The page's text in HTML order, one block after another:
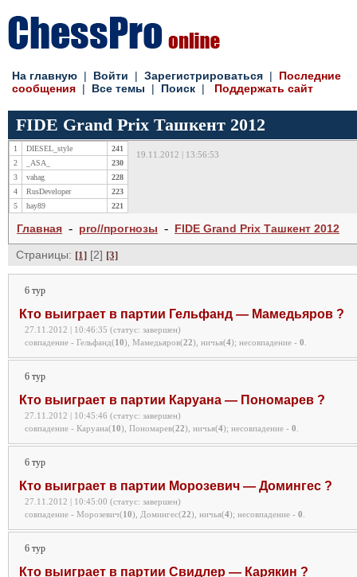
На главную | Войти | Зарегистрироваться | Последние
сообщения | Все темы | Поиск | Поддержать сайт
FIDE Grand Prix Ташкент 2012
1 DIESEL_style
241
2
_ASA_
230
3
vahag
228
4
RusDeveloper
223
5
hay89 221
19.11.2012 | 13:56:53
Главная - pro//прогнозы - FIDE Grand Prix Ташкент 2012
Страницы: [1] [2] [3]
6 тур
Кто выиграет в партии Гельфанд — Мамедьяров ?
27.11.2012 | 10:46:35 (статус: завершен)
совпадение - Гельфанд(10), Мамедьяров(22), ничья(4); несовпадение - 0
6 тур
Кто выиграет в партии Каруана — Пономарев ?
27.11.2012 | 10:45:46 (статус: завершен)
совпадение - Каруана(10), Пономарев(22), ничья(4); несовпадение - 0
6 тур
Кто выиграет в партии Морозевич — Домингес ?
27.11.2012 | 10:45:00 (статус: завершен)
совпадение - Морозевич(10), Домингес(22), ничья(4); несовпадение - 0
6 тур
Кто выиграет в партии Свидлер — Карякин ?